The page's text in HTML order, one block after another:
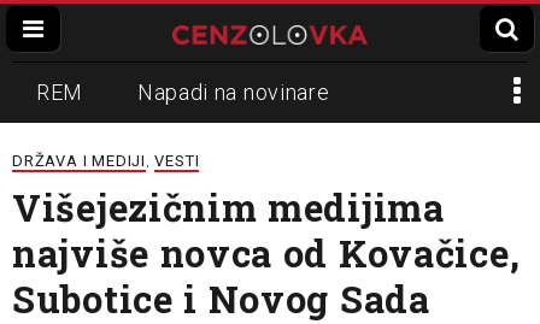
REM Napadi na novinare
Zvučni top Crna Gora
Propaganda Lokalni mediji
Informer Slavko Ćuruvija
DRŽAVA I MEDIJI ,VESTI
Višejezičnim medijima
najviše novca od Kovačice,
Subotice i Novog Sada